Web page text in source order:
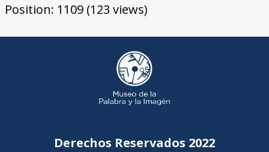
Position: 1109(123 views)
Derechos Reservados 2022